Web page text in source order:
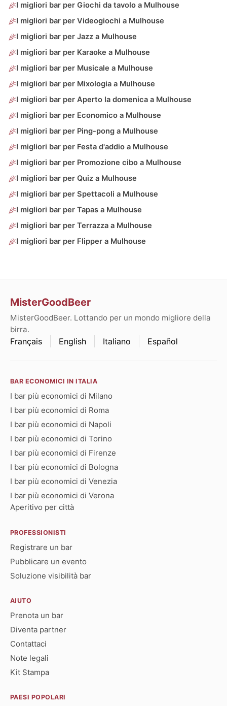
I migliori bar per Giochi da tavolo a Mulhouse
I migliori bar per Videogiochi a Mulhouse
I migliori bar per Jazz a Mulhouse
I migliori bar per Karaoke a Mulhouse
I migliori bar per Musicale a Mulhouse
I migliori bar per Mixologia a Mulhouse
I migliori bar per Aperto la domenica a Mulhouse
I migliori bar per Economico a Mulhouse
I migliori bar per Ping-pong a Mulhouse
I migliori bar per Festa d'addio a Mulhouse
I migliori bar per Promozione cibo a Mulhouse
I migliori bar per Quiz a Mulhouse
I migliori bar per Spettacoli a Mulhouse
I migliori bar per Tapas a Mulhouse
I migliori bar per Terrazza a Mulhouse
I migliori bar per Flipper a Mulhouse
MisterGoodBeer
MisterGoodBeer. Lottando per un mondo migliore della
birra.
Français English Italiano Español
BAR ECONOMICI IN ITALIA
I bar più economici di Milano
I bar più economici di Roma
I bar più economici di Napoli
I bar più economici di Torino
I bar più economici di Firenze
I bar più economici di Bologna
I bar più economici di Venezia
I bar più economici di Verona
Aperitivo per città
PROFESSIONISTI
Registrare un bar
Pubblicare un evento
Soluzione visibilità bar
AIUTO
Prenota un bar
Diventa partner
Contattaci
Note legali
Kit Stampa
PAESI POPOLARI